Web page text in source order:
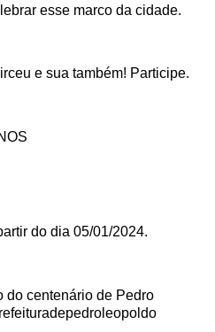
esse marco da cidade.
e sua também! Participe.
do dia 05/01/2024.
do centenário de Pedro